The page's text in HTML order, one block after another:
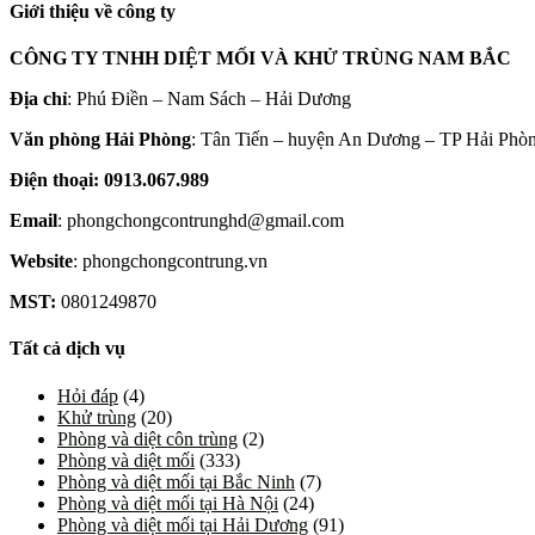
Giới thiệu về công ty
CÔNG TY TNHH DIỆT MỐI VÀ KHỬ TRÙNG NAM BẮC
Địa chỉ: Phú Điền – Nam Sách – Hải Dương
Văn phòng Hải Phòng: Tân Tiến – huyện An Dương – TP Hải
Điện thoại: 0913.067.989
Email: phongchongcontrunghd@gmail.com
Website: phongchongcontrung.vn
MST: 0801249870
Tất cả dịch vụ
Hỏi đáp (4)
Khử trùng (20)
Phòng và diệt côn trùng (2)
Phòng và diệt mối (333)
Phòng và diệt mối tại Bắc Ninh (7)
Phòng và diệt mối tại Hà Nội (24)
Phòng và diệt mối tại Hải Dương (91)